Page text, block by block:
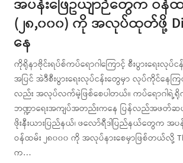
အပန်းဖြေဥယျာဉ်တွေက ဝန်
(၂၈,၀၀၀) ကို အလုပ်ထုတ်ဖို့
နေ
ကိုရိုနာဗိုင်းရပ်စ်ကပ်ရောဂါကြောင့် စီးပွားရေးလု
အပြင် အဲဒီစီးပွားရေးလုပ်ငန်းတွေမှာ လုပ်ကိုင်နေ
လည်း အလုပ်လက်မဲ့ဖြစ်စေပါတယ်။ ကပ်ရောဂါရဲ့
ဘဏ္ဍာရေးအကျပ်အတည်းကနေ ပြန်လည်အ
ဖိုးနီးယားပြည်နယ်၊ ဖလော်ရီဒါပြည်နယ်တွေက အပ
ဝန်ထမ်း ၂၈၀၀၀ ကို အလုပ်နားစေမှာဖြစ်တယ်လို့
က…